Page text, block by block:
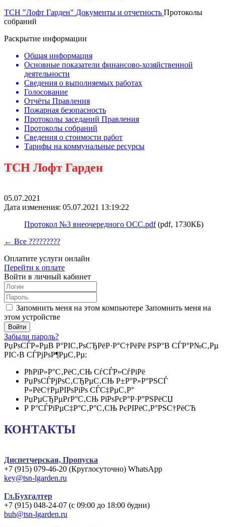
ТСН "Лофт Гарден" Документы и отчетность Протоколы
собраний
Раскрытие информации
Общая информация
Основные показатели финансово-хозяйственной
деятельности
Сведения о выполняемых работах
Голосование
Отчёты Правления
Пожарная безопасность
Протоколы заседаний Правления
Протоколы собраний
Сведения о стоимости работ
Тарифы на коммунальные ресурсы
ТСН Лофт Гарден
05.07.2021
Дата изменения: 05.07.2021 13:19:22
Протокол №3 внеочередного ОСС.pdf(pdf, 1730КБ)
← Все ?????????
Оплатите услуги онлайн
Перейти к оплате
Войти в личный кабинет
Запомнить меня на этом компьютере Запомнить меня на
этом устройстве
Забыли пароль?
РџРѕСЃР»РµВ Р°РІС‚РѕСЂРёР·Р°С†РёРё РЅР°В СЃР°Р№С‚Рµ
РІС‹В СЃРјРѕР¶РµС‚Рµ:
РћРїР»Р°С‚РёС‚СЊ СѓСЃР»СѓРіРё
РџРѕСЃРјРѕС‚СЂРµС‚СЊ Р±Р°Р»Р°РЅСЃ
Р»РёС†РµРІРѕРіРѕ СЃС‡РµС‚Р°
РџРµСЂРµРґР°С‚СЊ РїРѕРєР°Р·Р°РЅРёСЏ
Р Р°СЃРїРµС‡Р°С‚Р°С‚СЊ РєРІРёС‚Р°РЅС†РёСЋ
КОНТАКТЫ
Диспетчерская, Пропуска
+7 (915) 079-46-20 (Круглосуточно) WhatsApp
key@tsn-lgarden.ru
Гл.Бухгалтер
+7 (915) 048-24-07 (с 09:00 до 18:00 будни)
buh@tsn-lgarden.ru